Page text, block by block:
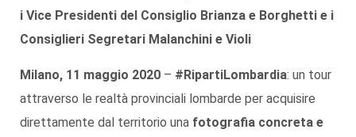
i Vice Presidenti del Consiglio Brianza e Borghetti e i
Consiglieri Segretari Malanchini e Violi
Milano, 11 maggio 2020 – #RipartiLombardia: un tour
attraverso le realtà provinciali lombarde per acquisire
direttamente dal territorio una fotografia concreta e